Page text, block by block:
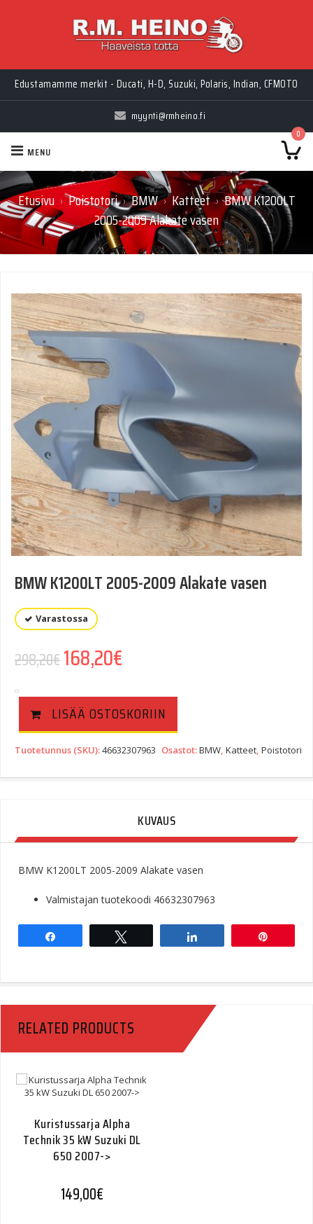
Myynti Ma-Pe 10-18, La 10-14, Huolto Ma-Pe 9-17
Edustamamme merkit - Ducati, H-D, Suzuki, Polaris, Indian, CFMOTO
myynti@rmheino.fi
0
MENU
Etusivu › Poistotori › BMW › Katteet › BMW K1200LT
2005-2009 Alakate vasen
BMW K1200LT 2005-2009 Alakate vasen
Varastossa
298,20€168,20€
LISÄÄ OSTOSKORIIN
Tuotetunnus (SKU):46632307963 Osastot:BMW Katteet Poistotori
KUVAUS
BMW K1200LT 2005-2009 Alakate vasen
Valmistajan tuotekoodi 46632307963
RELATED PRODUCTS
Kuristussarja Alpha
Technik 35 kW Suzuki DL
650 2007->
149,00€